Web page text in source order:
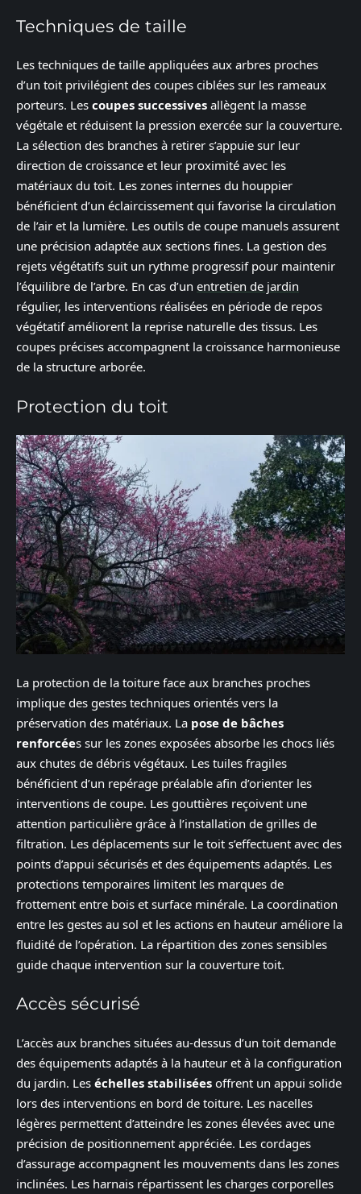
Techniques de taille
Les techniques de taille appliquées aux arbres proches
d’un toit privilégient des coupes ciblées sur les rameaux
porteurs. Les coupes successives allègent la masse
végétale et réduisent la pression exercée sur la couverture.
La sélection des branches à retirer s’appuie sur leur
direction de croissance et leur proximité avec les
matériaux du toit. Les zones internes du houppier
bénéficient d’un éclaircissement qui favorise la circulation
de l’air et la lumière. Les outils de coupe manuels assurent
une précision adaptée aux sections fines. La gestion des
rejets végétatifs suit un rythme progressif pour maintenir
l’équilibre de l’arbre. En cas d’un entretien de jardin
régulier, les interventions réalisées en période de repos
végétatif améliorent la reprise naturelle des tissus. Les
coupes précises accompagnent la croissance harmonieuse
de la structure arborée.
Protection du toit
La protection de la toiture face aux branches proches
implique des gestes techniques orientés vers la
préservation des matériaux. La pose de bâches
renforcées sur les zones exposées absorbe les chocs liés
aux chutes de débris végétaux. Les tuiles fragiles
bénéficient d’un repérage préalable afin d’orienter les
interventions de coupe. Les gouttières reçoivent une
attention particulière grâce à l’installation de grilles de
filtration. Les déplacements sur le toit s’effectuent avec des
points d’appui sécurisés et des équipements adaptés. Les
protections temporaires limitent les marques de
frottement entre bois et surface minérale. La coordination
entre les gestes au sol et les actions en hauteur améliore la
fluidité de l’opération. La répartition des zones sensibles
guide chaque intervention sur la couverture toit.
Accès sécurisé
L’accès aux branches situées au-dessus d’un toit demande
des équipements adaptés à la hauteur et à la configuration
du jardin. Les échelles stabilisées offrent un appui solide
lors des interventions en bord de toiture. Les nacelles
légères permettent d’atteindre les zones élevées avec une
précision de positionnement appréciée. Les cordages
d’assurage accompagnent les mouvements dans les zones
inclinées. Les harnais répartissent les charges corporelles